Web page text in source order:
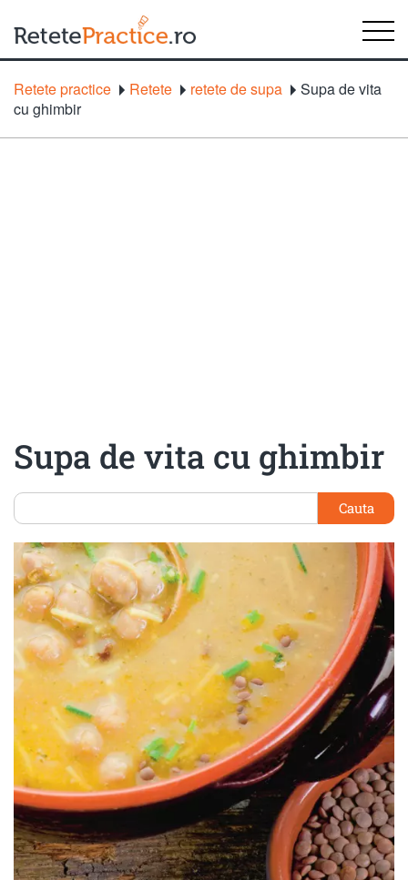
Retete practice Retete retete de supa
Supa de vita
cu ghimbir
Supa de vita cu ghimbir
Cauta